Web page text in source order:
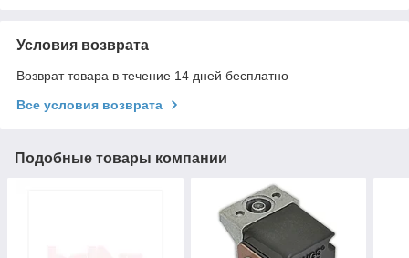
Условия возврата
Возврат товара в течение 14 дней бесплатно
Все условия возврата
Подобные товары компании